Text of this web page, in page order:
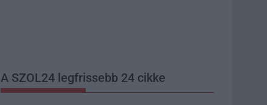
A SZOL24 legfrissebb 24 cikke